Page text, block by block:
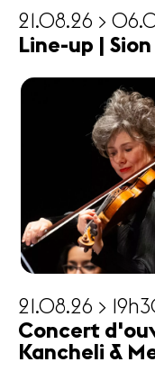
21.08.26 >
Line-up |
21.08.26 >
Concert
Kancheli &